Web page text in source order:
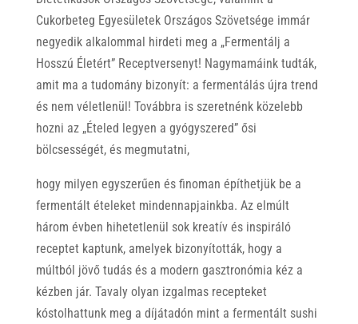
Cukorbeteg Egyesületek Országos Szövetsége immár
negyedik alkalommal hirdeti meg a „Fermentálj a
Hosszú Életért” Receptversenyt! Nagymamáink tudták,
amit ma a tudomány bizonyít: a fermentálás újra trend
és nem véletlenül! Továbbra is szeretnénk közelebb
hozni az „Ételed legyen a gyógyszered” ősi
bölcsességét, és megmutatni,
hogy milyen egyszerűen és finoman építhetjük be a
fermentált ételeket mindennapjainkba. Az elmúlt
három évben hihetetlenül sok kreatív és inspiráló
receptet kaptunk, amelyek bizonyították, hogy a
múltból jövő tudás és a modern gasztronómia kéz a
kézben jár. Tavaly olyan izgalmas recepteket
kóstolhattunk meg a díjátadón mint a fermentált sushi